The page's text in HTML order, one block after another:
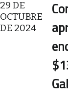
29 DE
OCTUBRE
DE 2024